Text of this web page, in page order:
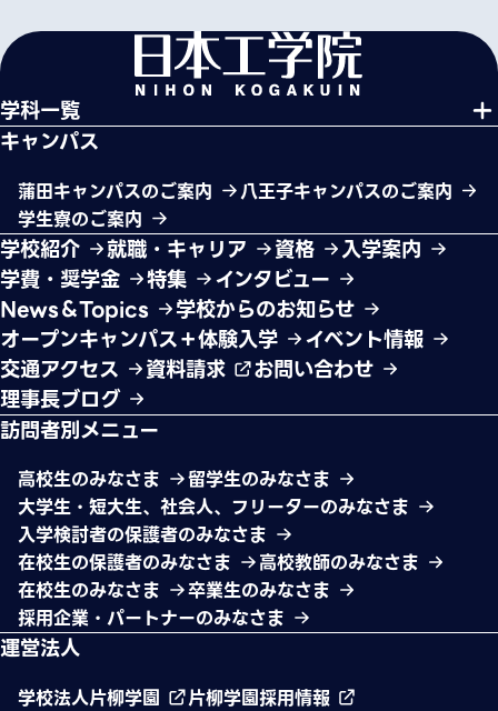
学科一覧
キャンパス
蒲田キャンパスのご案内
八王子キャンパスのご案内
学生寮のご案内
学校紹介 就職・キャリア 資格
入学案内
学費・奨学金
特集
インタビュー
News＆Topics
学校からのお知らせ
オープンキャンパス＋体験入学
イベント情報
交通アクセス
資料請求
お問い合わせ
理事長ブログ
訪問者別メニュー
高校生のみなさま
留学生のみなさま
大学生・短大生、社会人、フリーターのみなさま
入学検討者の保護者のみなさま
在校生の保護者のみなさま
高校教師のみなさま
在校生のみなさま
卒業生のみなさま
採用企業・パートナーのみなさま
運営法人
学校法人片柳学園 片柳学園採用情報